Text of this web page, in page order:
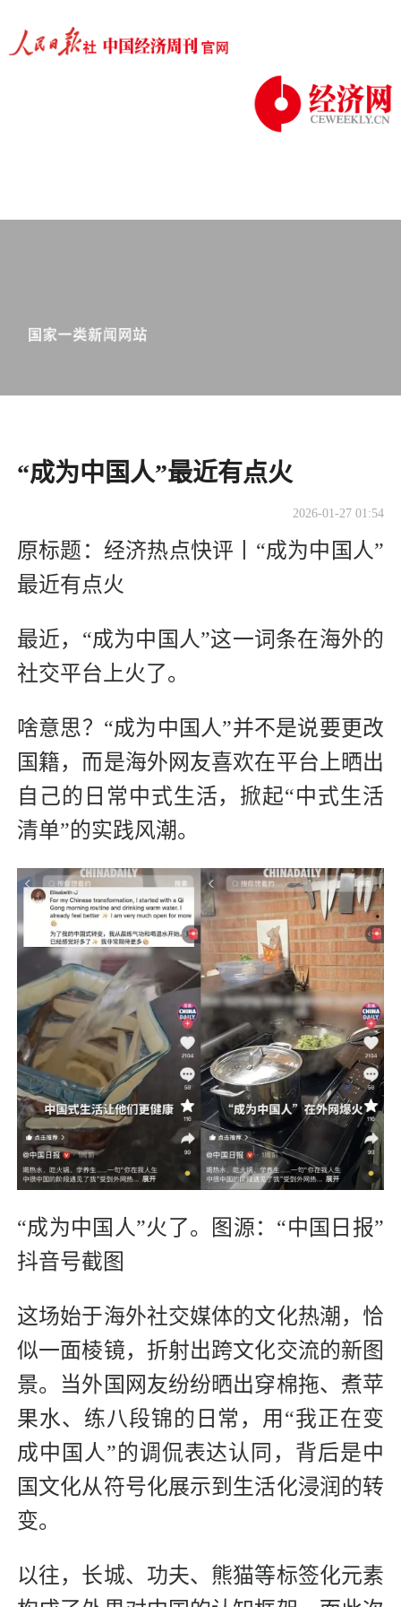
“成为中国人”最近有点火
2026-01-27 01:54
原标题： 经济热点快评丨“成为中国人”
最近有点火
最近，“成为中国人”这一词条在海外的
社交平台上火了。
啥意思？“成为中国人”并不是说要更改
国籍，而是海外网友喜欢在平台上晒出
自己的日常中式生活，掀起“中式生活
清单”的实践风潮。
“成为中国人”火了。图源：“中国日报”
抖音号截图
这场始于海外社交媒体的文化热潮，恰
似一面棱镜，折射出跨文化交流的新图
景。当外国网友纷纷晒出穿棉拖、煮苹
果水、练八段锦的日常，用“我正在变
成中国人”的调侃表达认同，背后是中
国文化从符号化展示到生活化浸润的转
变。
以往，长城、功夫、熊猫等标签化元素